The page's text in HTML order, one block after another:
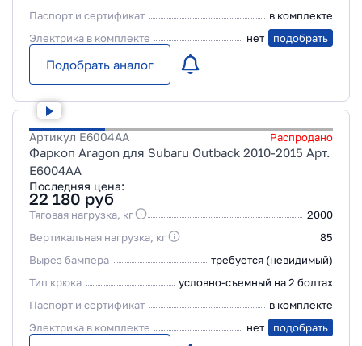
Паспорт и сертификат
в комплекте
Электрика в комплекте
нет подобрать
Подобрать аналог
Артикул E6004AA Распродано
Фаркоп Aragon для Subaru Outback 2010-2015 Арт.
E6004AA
Последняя цена:
22 180 руб
Тяговая нагрузка, кг
2000
Вертикальная нагрузка, кг
85
Вырез бампера
требуется (невидимый)
Тип крюка
условно-съемный на 2 болтах
Паспорт и сертификат
в комплекте
Электрика в комплекте
нет подобрать